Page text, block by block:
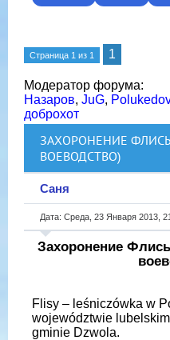
Страница 1 из 1 1
Модератор форума:
Назаров, JuG, Polukedov
доброхот
ЗАХОРОНЕНИЕ
ВОЕВОДСТВО)
Саня
Дата: Среда, 23 Января 2013,
Захоронение
Flisy – leśniczówka w
województwie
gminie Dzwola.